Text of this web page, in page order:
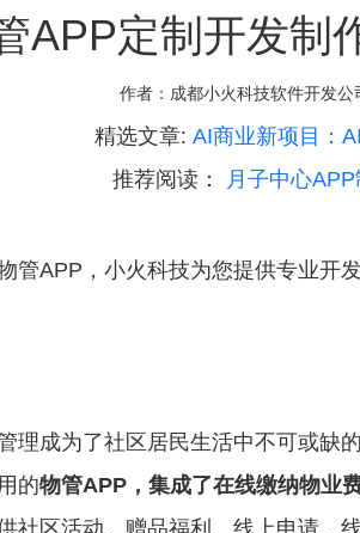
APP定制开发制
作者： 成都小火科技软件开发公
精选文章: AI商业新项目：
推荐阅读：
月子中心
管APP，小火科技为您提供专业开
理成为了社区居民生活中不可或缺
的物管APP，集成了在线缴纳物业
社区活动、赠品福利、线上申请、